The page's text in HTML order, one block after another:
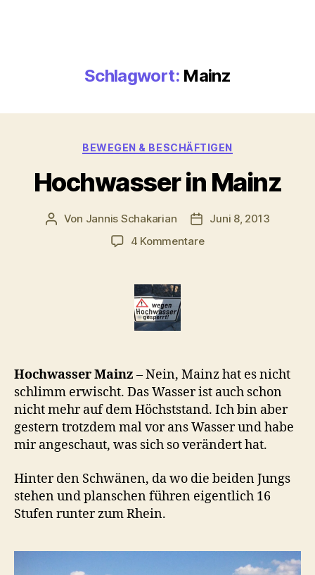
Schlagwort: Mainz
Kategorien
BEWEGEN & BESCHÄFTIGEN
Hochwasser in Mainz
Beitragsautor
Von Jannis Schakarian
Juni 8, 2013
4 Kommentarezu
Hochwasser Mainz – Nein, Mainz hat es nicht
schlimm erwischt. Das Wasser ist auch schon
nicht mehr auf dem Höchststand. Ich bin aber
gestern trotzdem mal vor ans Wasser und habe
mir angeschaut, was sich so verändert hat.
Hinter den Schwänen, da wo die beiden Jungs
stehen und planschen führen eigentlich 16
Stufen runter zum Rhein.